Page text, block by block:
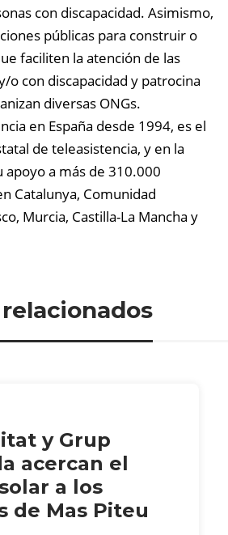
con discapacidad. Asimismo,
públicas para construir o
faciliten la atención de las
o con discapacidad y patrocina
diversas ONGs.
en España desde 1994, es el
de teleasistencia, y en la
apoyo a más de 310.000
Catalunya, Comunidad
Murcia, Castilla-La Mancha y
y Grup
acercan el
a los
de Mas Piteu